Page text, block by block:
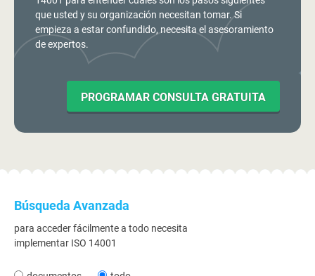
que usted y su organización necesitan tomar. Si
empieza a estar confundido, necesita el asesoramiento
de expertos.
PROGRAMAR CONSULTA GRATUITA
Búsqueda Avanzada
para acceder fácilmente a todo necesita
implementar ISO 14001